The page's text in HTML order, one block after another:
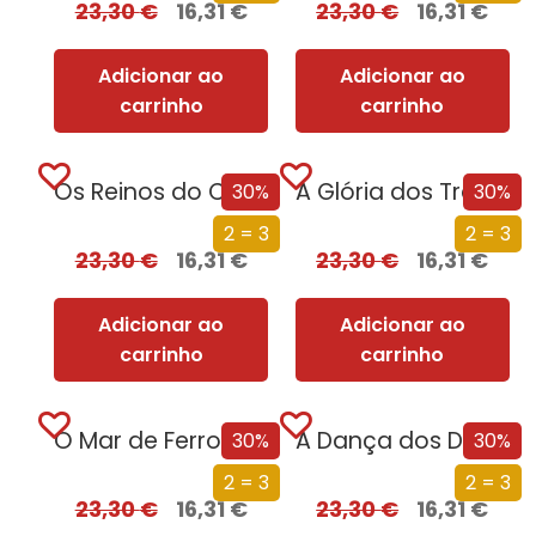
23,30€ 16,31€
Adicionar ao
carrinho
23,30€ 16,31€
Adicionar ao
carrinho
30%
2 = 3
Os Reinos do Caos (Edição especial limitada)
23,30€ 16,31€
Adicionar ao
carrinho
30%
2 = 3
A Glória dos Traidores (Edição especial limitada)
23,30€ 16,31€
Adicionar ao
carrinho
30%
2 = 3
O Mar de Ferro (Edição especial limitada)
23,30€ 16,31€
30%
2 = 3
A Dança dos Dragões (Edição especial limitada)
23,30€ 16,31€